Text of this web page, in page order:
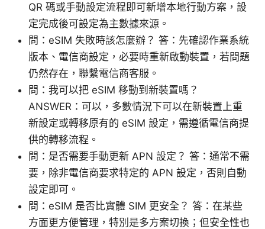
QR 碼或手動設定流程即可新增本地行動方案，設
定完成後可設定為主數據來源。
問：eSIM 失敗時該怎麼辦？ 答：先確認作業系統
版本、電信商設定，必要時重新啟動裝置，若問題
仍然存在，聯繫電信商客服。
問：我可以把 eSIM 移動到新裝置嗎？
ANSWER：可以，多數情況下可以在新裝置上重
新設定或轉移原有的 eSIM 設定，需遵循電信商提
供的轉移流程。
問：是否需要手動更新 APN 設定？ 答：通常不需
要，除非電信商要求特定的 APN 設定，否則自動
設定即可。
問：eSIM 是否比實體 SIM 更安全？ 答：在某些
方面更方便管理，特別是多方案切換；但安全性也